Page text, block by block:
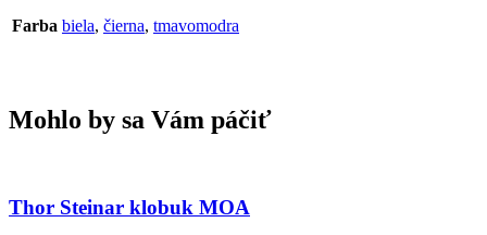
Farba biela, čierna, tmavomodra
Mohlo by sa Vám páčiť
Thor Steinar klobuk MOA